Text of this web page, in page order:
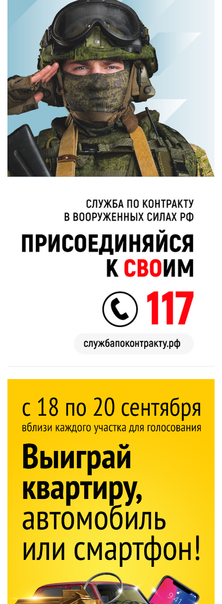
Королева вагона
отожгла! Видео
не оставит
равнодушным
Этот танец
невесты оставит
вас без слов!
Пересмотрела 10
раз